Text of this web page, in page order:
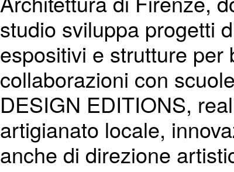
studio sviluppa progetti
espositivi e strutture per
collaborazioni con
DESIGN EDITIONS,
artigianato locale,
anche di direzione